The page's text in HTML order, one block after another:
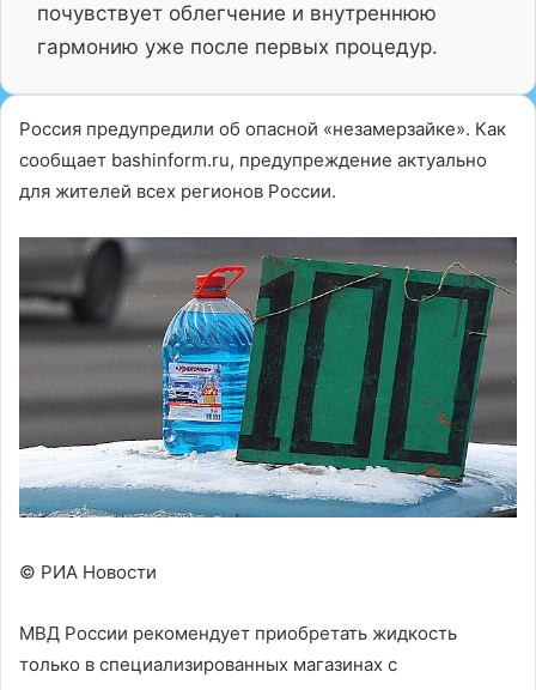
почувствует облегчение и внутреннюю
гармонию уже после первых процедур.
Россия предупредили об опасной «незамерзайке». Как
сообщает bashinform.ru, предупреждение актуально
для жителей всех регионов России.
© РИА Новости
МВД России рекомендует приобретать жидкость
только в специализированных магазинах с